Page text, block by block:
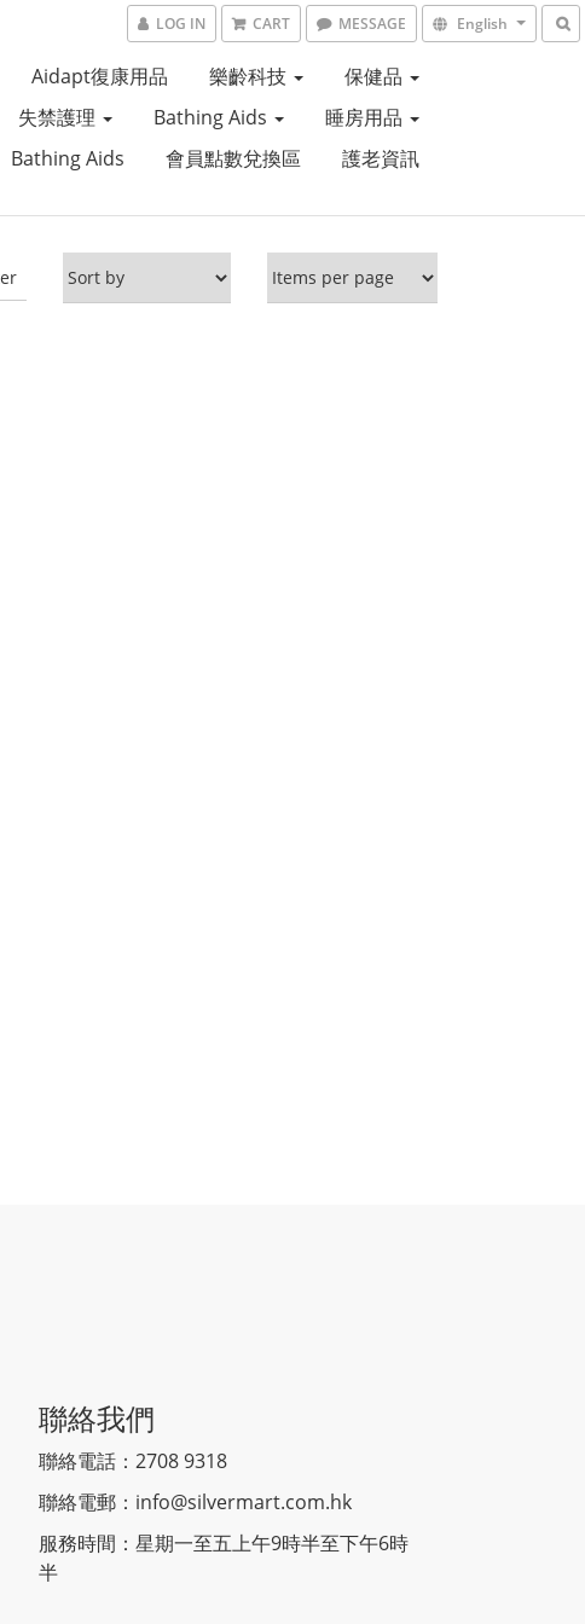
LOG IN CART MESSAGE English
Aidapt復康用品 樂齡科技
保健品
失禁護理 Bathing Aids
睡房用品
Bathing Aids
會員點數兌換區 護老資訊
聯絡我們
聯絡電話：2708 9318
聯絡電郵： info@silvermart.com.hk
服務時間：星期一至五上午9時半至下午6時
半